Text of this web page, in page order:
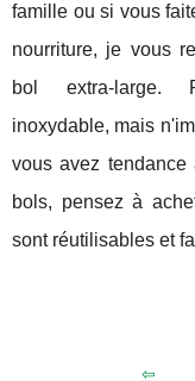
famille ou si vous
nourriture, je vous
bol extra-large.
inoxydable, mais
vous avez
bols, pensez à
sont réutilisables et